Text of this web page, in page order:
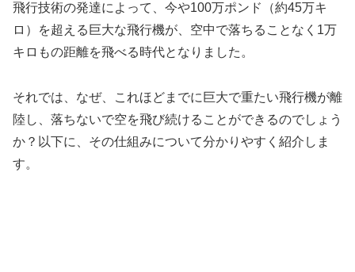
飛行技術の発達によって、今や100万ポンド（約45万キ
ロ）を超える巨大な飛行機が、空中で落ちることなく1万
キロもの距離を飛べる時代となりました。
それでは、なぜ、これほどまでに巨大で重たい飛行機が離
陸し、落ちないで空を飛び続けることができるのでしょう
か？以下に、その仕組みについて分かりやすく紹介しま
す。